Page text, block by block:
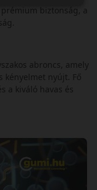
biztonság, a
abroncs, amely
kényelmet nyújt. Fő
a kiváló havas és